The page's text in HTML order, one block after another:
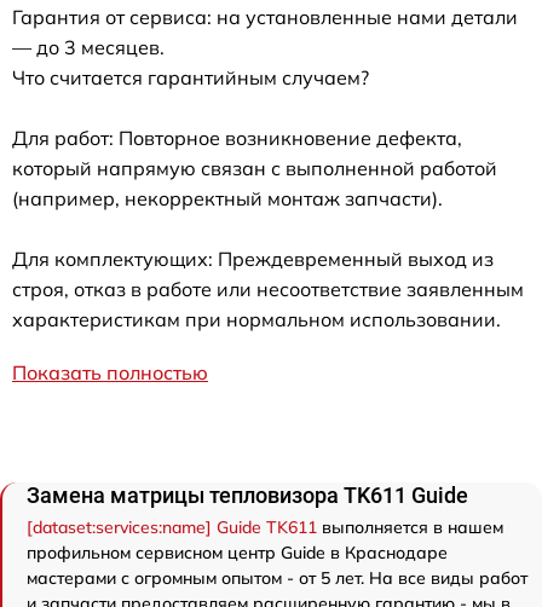
Гарантия от сервиса: на установленные нами детали
— до 3 месяцев.
Что считается гарантийным случаем?
Для работ: Повторное возникновение дефекта,
который напрямую связан с выполненной работой
(например, некорректный монтаж запчасти).
Для комплектующих: Преждевременный выход из
строя, отказ в работе или несоответствие заявленным
характеристикам при нормальном использовании.
Показать полностью
Замена матрицы тепловизора TK611 Guide
[dataset:services:name] Guide TK611 выполняется в нашем
профильном сервисном центр Guide в Краснодаре
мастерами с огромным опытом - от 5 лет. На все виды работ